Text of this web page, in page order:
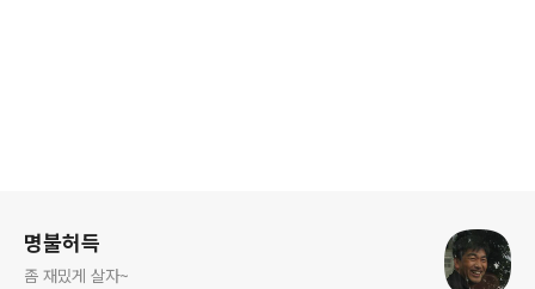
명불허득
좀 재밌게 살자~